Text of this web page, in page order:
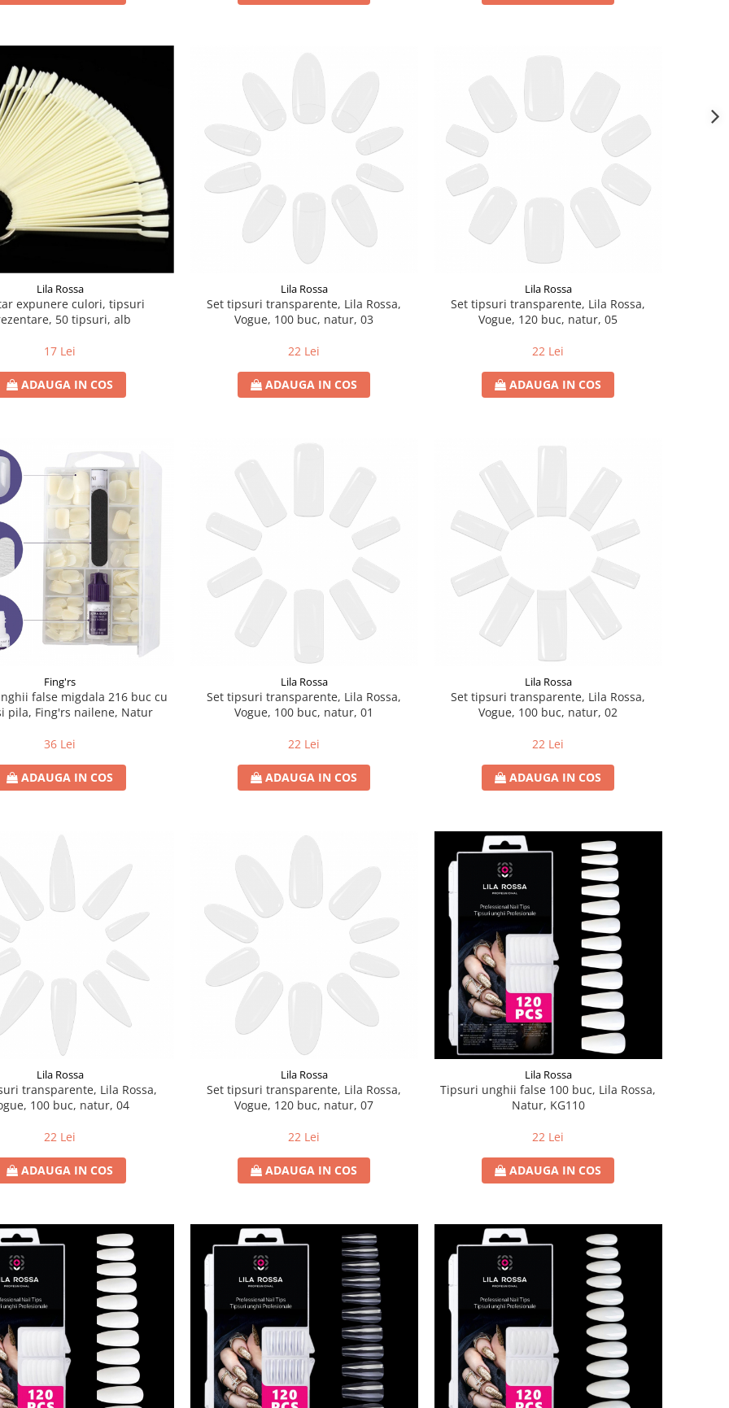
Lila Rossa
expunere culori, tipsuri
50 tipsuri, alb
17 Lei
ADAUGA IN COS
Lila Rossa
Set tipsuri transparente, Lila Rossa,
Vogue, 100 buc, natur, 03
22 Lei
ADAUGA IN COS
Lila Rossa
Set tipsuri transparente, Lila Rossa,
Vogue, 120 buc, natur, 05
22 Lei
ADAUGA IN COS
Fing'rs
false migdala 216 buc cu
pila, Fing'rs nailene, Natur
36 Lei
ADAUGA IN COS
Lila Rossa
Set tipsuri transparente, Lila Rossa,
Vogue, 100 buc, natur, 01
22 Lei
ADAUGA IN COS
Lila Rossa
Set tipsuri transparente, Lila Rossa,
Vogue, 100 buc, natur, 02
22 Lei
ADAUGA IN COS
Lila Rossa
transparente, Lila Rossa,
100 buc, natur, 04
22 Lei
ADAUGA IN COS
Lila Rossa
Set tipsuri transparente, Lila Rossa,
Vogue, 120 buc, natur, 07
22 Lei
ADAUGA IN COS
Lila Rossa
Tipsuri unghii false 100 buc, Lila Rossa,
Natur, KG110
22 Lei
ADAUGA IN COS